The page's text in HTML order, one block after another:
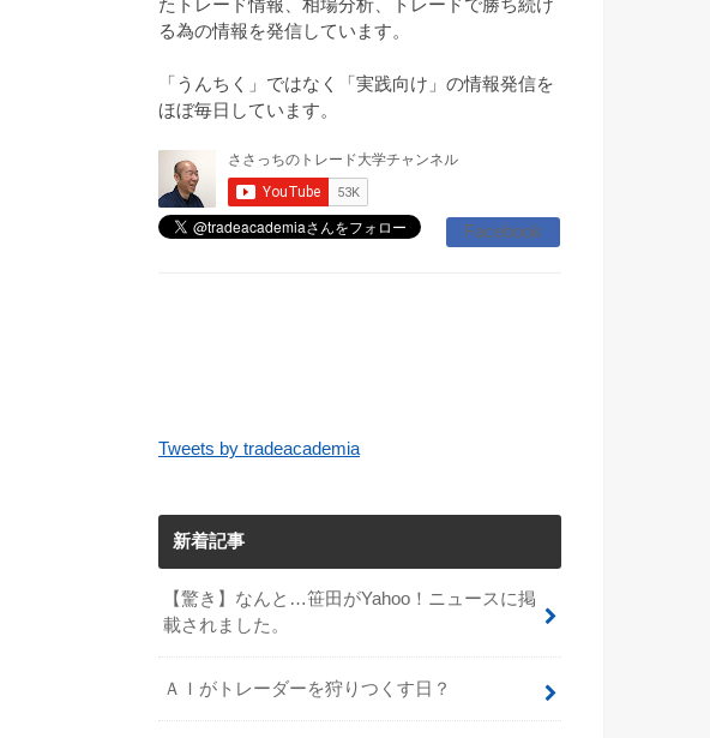
たトレード情報、相場分析、トレードで勝ち続け
る為の情報を発信しています。
「うんちく」ではなく「実践向け」の情報発信を
ほぼ毎日しています。
Facebook
Tweets by tradeacademia
新着記事
【驚き】なんと…笹田がYahoo！ニュースに掲
載されました。
ＡＩがトレーダーを狩りつくす日？